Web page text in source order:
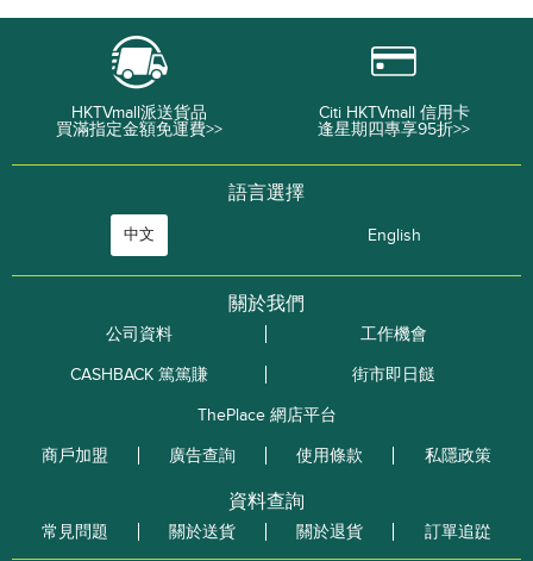
HKTVmall派送貨品
買滿指定金額免運費>>
Citi HKTVmall 信用卡
逢星期四專享95折>>
語言選擇
中文 English
關於我們
公司資料
工作機會
CASHBACK 篤篤賺
街市即日餸
ThePlace 網店平台
商戶加盟
廣告查詢 使用條款 私隱政策
資料查詢
常見問題 關於送貨 關於退貨 訂單追踨